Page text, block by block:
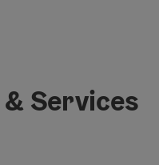
Services